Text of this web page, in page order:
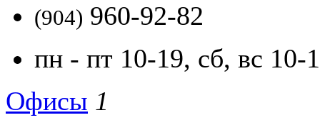
(904) 960-92-82
пн - пт 10-19, сб, вс 10-
Офисы 1